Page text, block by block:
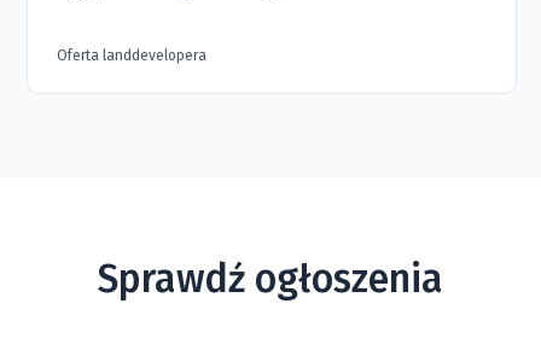
Oferta landdevelopera
Sprawdź ogłoszenia